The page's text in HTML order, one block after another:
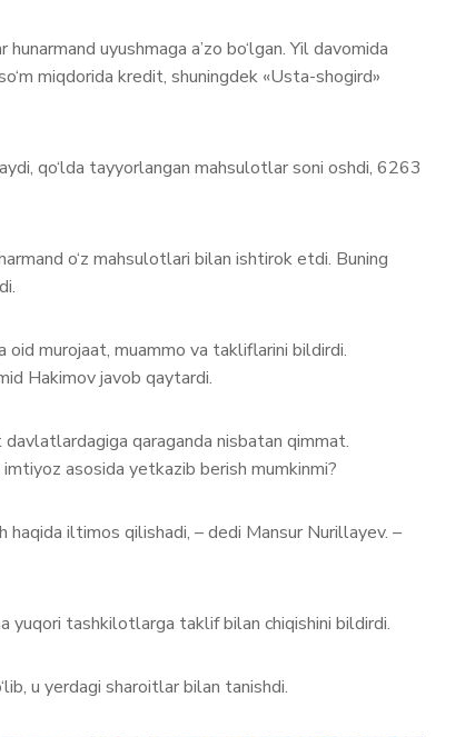
uyushmaga a’zo bo‘lgan. Yil davomida
miqdorida kredit, shuningdek «Usta-shogird»
qo‘lda tayyorlangan mahsulotlar soni oshdi, 6263
o‘z mahsulotlari bilan ishtirok etdi. Buning
oid murojaat, muammo va takliflarini bildirdi.
Hakimov javob qaytardi.
qaraganda nisbatan qimmat.
asosida yetkazib berish mumkinmi?
haqida iltimos qilishadi, – dedi Mansur Nurillayev. –
yuqori tashkilotlarga taklif bilan chiqishini bildirdi.
u yerdagi sharoitlar bilan tanishdi.